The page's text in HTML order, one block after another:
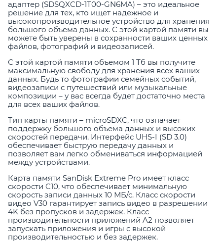
адаптер (SDSQXCD-1T00-GN6MA) – это идеальное
решение для тех, кто ищет надежное и
высокопроизводительное устройство для хранения
большого объема данных. С этой картой памяти вы
можете быть уверены в сохранности ваших ценных
файлов, фотографий и видеозаписей.
С этой картой памяти объемом 1 Тб вы получите
максимальную свободу для хранения всех ваших
данных. Будь то фотографии семейных событий,
видеозаписи с путешествий или музыкальные
композиции – у вас всегда будет достаточно места
для всех ваших файлов.
Тип карты памяти – microSDXC, что означает
поддержку большого объема данных и высоких
скоростей передачи. Интерфейс UHS-I (SD 3.0)
обеспечивает быструю передачу данных и
позволяет вам легко обмениваться информацией
между устройствами.
Карта памяти SanDisk Extreme Pro имеет класс
скорости C10, что обеспечивает минимальную
скорость записи данных 10 МБ/с. Класс скорости
видео V30 гарантирует запись видео в разрешении
4K без пропусков и задержек. Класс
производительности приложений A2 позволяет
запускать приложения и игры с высокой
производительностью и без задержек.